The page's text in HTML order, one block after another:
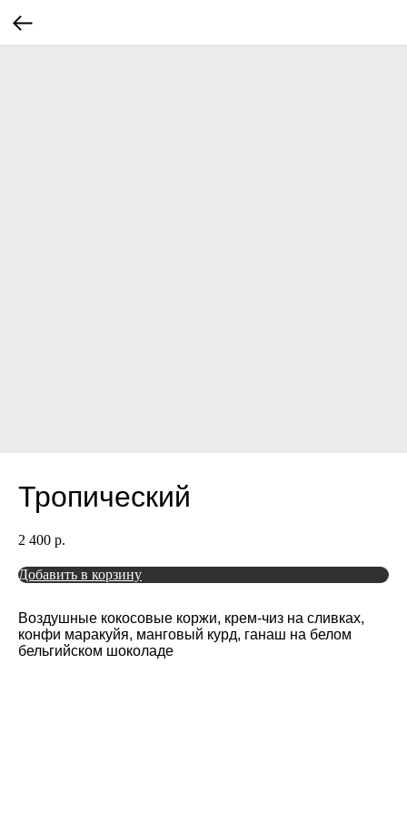
Тропический
2 400 р.
Добавить в корзину
Воздушные кокосовые коржи, крем-чиз на сливках,
конфи маракуйя, манговый курд, ганаш на белом
бельгийском шоколаде